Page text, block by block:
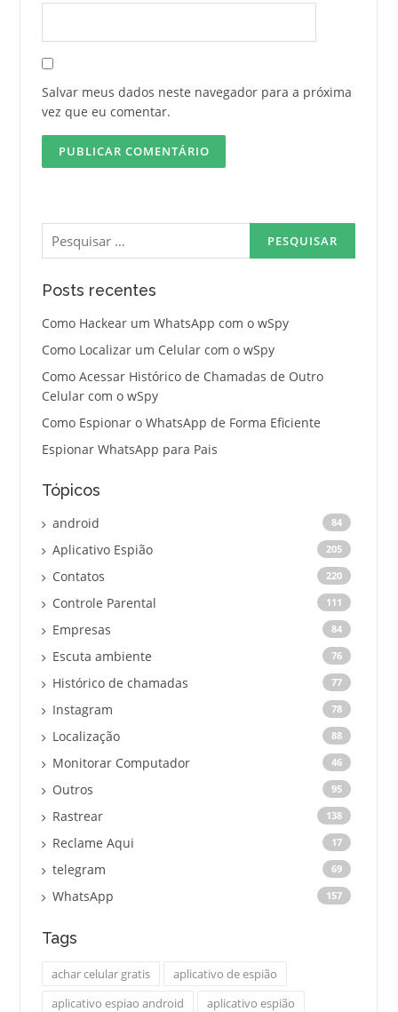
Salvar meus dados neste navegador para a próxima
vez que eu comentar.
Pesquisar
por:
Posts recentes
Como Hackear um WhatsApp com o wSpy
Como Localizar um Celular com o wSpy
Como Acessar Histórico de Chamadas de Outro
Celular com o wSpy
Como Espionar o WhatsApp de Forma Eficiente
Espionar WhatsApp para Pais
Tópicos
android 84
Aplicativo Espião 205
Contatos 220
Controle Parental 111
Empresas 84
Escuta ambiente 76
Histórico de chamadas 77
Instagram 78
Localização 88
Monitorar Computador 46
Outros 95
Rastrear 138
Reclame Aqui 17
telegram 69
WhatsApp 157
Tags
achar celular gratis
aplicativo de espião
aplicativo espiao android
aplicativo espião